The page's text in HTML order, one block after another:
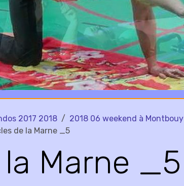
2017 2018
2018 06 weekend à Montbouy
de la Marne _5
Marne _5